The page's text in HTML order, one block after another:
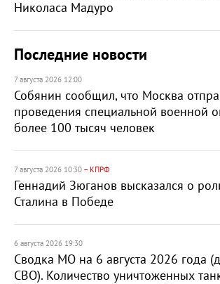
Николаса Мадуро
Последние новости
7 августа 2026 12:00
Собянин сообщил, что Москва
проведения специальной военной
более 100 тысяч человек
7 августа 2026 10:30 – КПРФ
Геннадий Зюганов высказался о
Сталина в Победе
6 августа 2026 19:30
Сводка МО на 6 августа 2026 года
СВО). Количество уничтоженных